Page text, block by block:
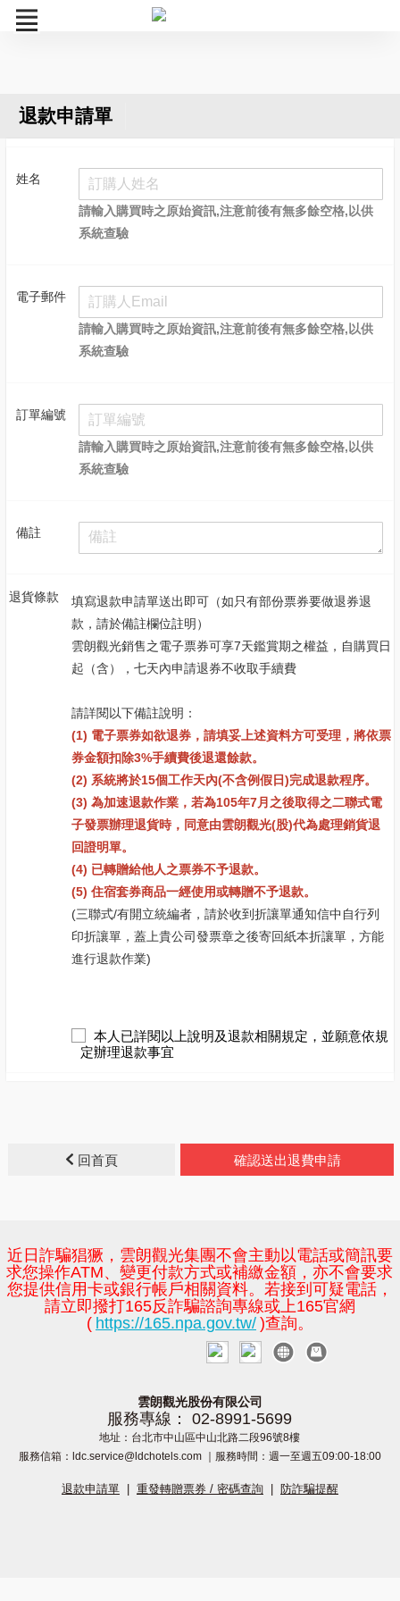
登入
購物記錄查詢
退款申請單
票券狀態查詢
退款申請單
姓名
請輸入購買時之原始資訊,注意前後有無多餘空格,以供
系統查驗
電子郵件
請輸入購買時之原始資訊,注意前後有無多餘空格,以供
系統查驗
訂單編號
請輸入購買時之原始資訊,注意前後有無多餘空格,以供
系統查驗
備註
退貨條款
填寫退款申請單送出即可（如只有部份票券要做退券退
款，請於備註欄位註明）
雲朗觀光銷售之電子票券可享7天鑑賞期之權益，自購買日
起（含），七天內申請退券不收取手續費
請詳閱以下備註說明：
(1) 電子票券如欲退券，請填妥上述資料方可受理，將依票
券金額扣除3%手續費後退還餘款。
(2) 系統將於15個工作天內(不含例假日)完成退款程序。
(3) 為加速退款作業，若為105年7月之後取得之二聯式電
子發票辦理退貨時，同意由雲朗觀光(股)代為處理銷貨退
回證明單。
(4) 已轉贈給他人之票券不予退款。
(5) 住宿套券商品一經使用或轉贈不予退款。
(三聯式/有開立統編者，請於收到折讓單通知信中自行列
印折讓單，蓋上貴公司發票章之後寄回紙本折讓單，方能
進行退款作業)
本人已詳閱以上說明及退款相關規定，並願意依規
定辦理退款事宜
確認送出退費申請
回首頁
近日詐騙猖獗，雲朗觀光集團不會主動以電話或簡訊要
求您操作ATM、變更付款方式或補繳金額，亦不會要求
您提供信用卡或銀行帳戶相關資料。若接到可疑電話，
請立即撥打165反詐騙諮詢專線或上165官網
( https://165.npa.gov.tw/ )查詢。
雲朗觀光股份有限公司
服務專線： 02-8991-5699
地址：台北市中山區中山北路二段96號8樓
服務信箱：ldc.service@ldchotels.com ｜服務時間：週一至週五09:00-18:00
退款申請單 重發轉贈票券 / 密碼查詢 防詐騙提醒